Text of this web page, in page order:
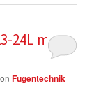
24L mit
Fugentechnik